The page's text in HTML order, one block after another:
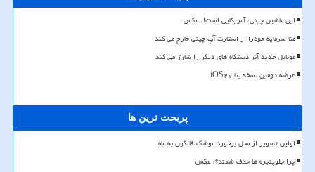
این ماشین چینی، آمریکایی است!، عکس
متا سرمایه خودرا از استارت آپ چینی خارج می کند
موبایل جدید آنر دستگاه های دیگر را شارژ می کند
عرضه دومین نسخه بتا iOS۲۷
پربحث ترین ها
اولین تصویر از محل برخورد موشک فالکون به ماه
چرا جلوپنجره ها حذف شدند؟، عکس